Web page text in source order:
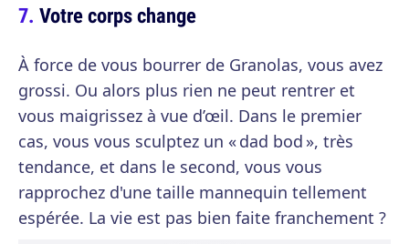
Votre corps change
À force de vous bourrer de Granolas, vous avez
grossi. Ou alors plus rien ne peut rentrer et
vous maigrissez à vue d’œil. Dans le premier
cas, vous vous sculptez un « dad bod », très
tendance, et dans le second, vous vous
rapprochez d'une taille mannequin tellement
espérée. La vie est pas bien faite franchement ?